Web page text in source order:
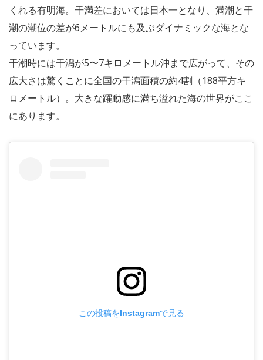
くれる有明海。干満差においては日本一となり、満潮と干
潮の潮位の差が6メートルにも及ぶダイナミックな海とな
っています。
干潮時には干潟が5〜7キロメートル沖まで広がって、その
広大さは驚くことに全国の干潟面積の約4割（188平方キ
ロメートル）。大きな躍動感に満ち溢れた海の世界がここ
にあります。
この投稿をInstagramで見る